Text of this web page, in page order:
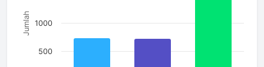
Jumlah
500
1000